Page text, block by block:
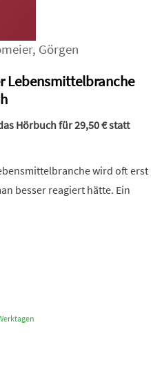
, Görgen
Lebensmittelbranche
Hörbuch für 29,50 € statt
wird oft erst
besser reagiert hätte. Ein